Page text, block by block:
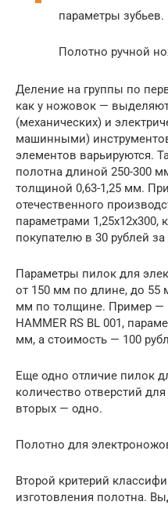
параметры зубьев.
Полотно ручной
Деление на группы по
как у ножовок —
(механических) и
машинными)
элементов варьируются.
полотна длиной 250-300
толщиной 0,63-1,25 мм.
отечественного
параметрами 1,25х12х300,
покупателю в 30 рублей за
Параметры пилок для
от 150 мм по длине, до 55
мм по толщине. Пример —
HAMMER RS BL 001,
мм, а стоимость — 100
Еще одно отличие пилок
количество отверстий
вторых — одно.
Полотно для
Второй критерий
изготовления полотна.